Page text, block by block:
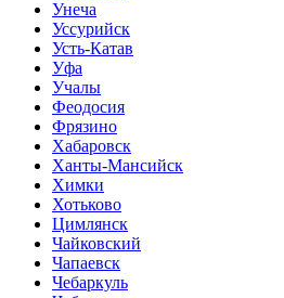
Унеча
Уссурийск
Усть-Катав
Уфа
Учалы
Феодосия
Фрязино
Хабаровск
Ханты-Мансийск
Химки
Хотьково
Цимлянск
Чайковский
Чапаевск
Чебаркуль